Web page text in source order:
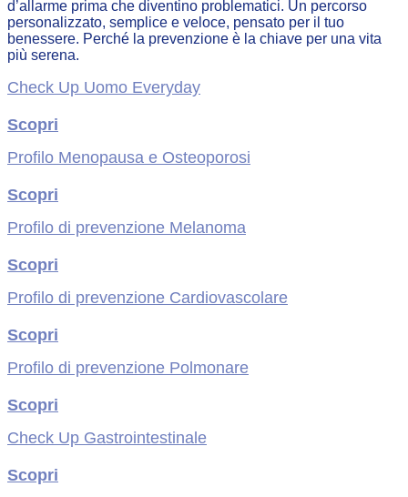
d’allarme prima che diventino problematici. Un percorso
personalizzato, semplice e veloce, pensato per il tuo
benessere. Perché la prevenzione è la chiave per una vita
più serena.
Check Up Uomo Everyday
Scopri
Profilo Menopausa e Osteoporosi
Scopri
Profilo di prevenzione Melanoma
Scopri
Profilo di prevenzione Cardiovascolare
Scopri
Profilo di prevenzione Polmonare
Scopri
Check Up Gastrointestinale
Scopri